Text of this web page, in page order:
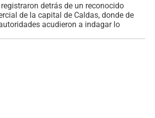
detrás de un reconocido
de la capital de Caldas, donde de
acudieron a indagar lo